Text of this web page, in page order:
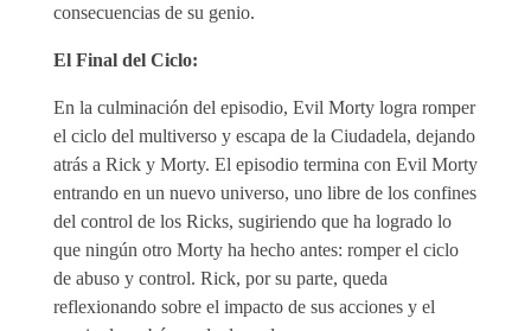
consecuencias de su genio.
El Final del Ciclo:
En la culminación del episodio, Evil Morty logra romper
el ciclo del multiverso y escapa de la Ciudadela, dejando
atrás a Rick y Morty. El episodio termina con Evil Morty
entrando en un nuevo universo, uno libre de los confines
del control de los Ricks, sugiriendo que ha logrado lo
que ningún otro Morty ha hecho antes: romper el ciclo
de abuso y control. Rick, por su parte, queda
reflexionando sobre el impacto de sus acciones y el